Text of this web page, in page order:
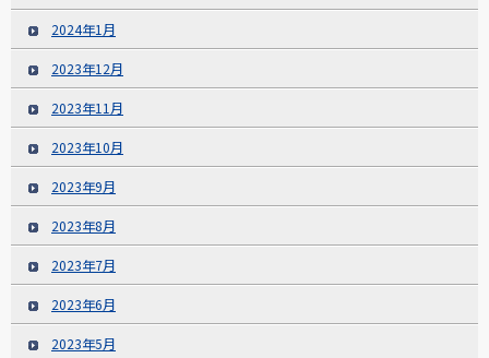
2024年1月
2023年12月
2023年11月
2023年10月
2023年9月
2023年8月
2023年7月
2023年6月
2023年5月